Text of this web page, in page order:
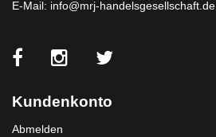
E-Mail: info@mrj-handelsgesellschaft.de
Kundenkonto
Abmelden